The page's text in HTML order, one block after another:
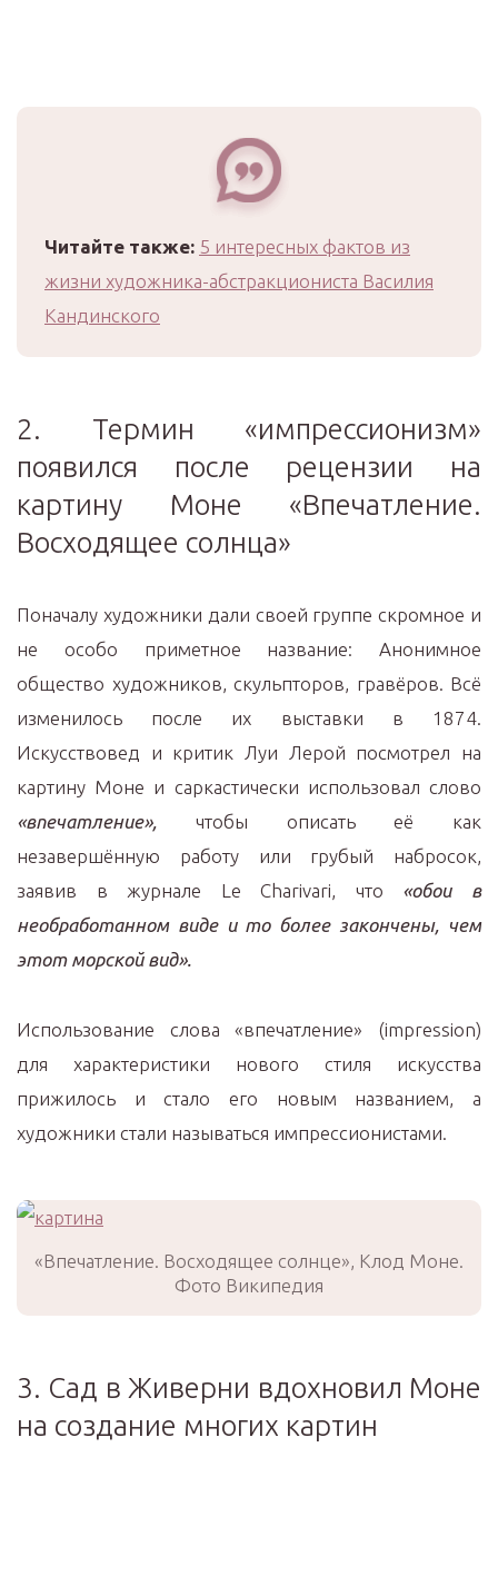
Читайте также: 5 интересных фактов из
жизни художника-абстракциониста Василия
Кандинского
2. Термин «импрессионизм»
появился после рецензии на
картину Моне «Впечатление.
Восходящее солнца»
Поначалу художники дали своей группе скромное и
не особо приметное название: Анонимное
общество художников, скульпторов, гравёров. Всё
изменилось после их выставки в 1874.
Искусствовед и критик Луи Лерой посмотрел на
картину Моне и саркастически использовал слово
«впечатление», чтобы описать её как
незавершённую работу или грубый набросок,
заявив в журнале Le Charivari, что «обои в
необработанном виде и то более закончены, чем
этот морской вид».
Использование слова «впечатление» (impression)
для характеристики нового стиля искусства
прижилось и стало его новым названием, а
художники стали называться импрессионистами.
«Впечатление. Восходящее солнце», Клод Моне.
Фото Википедия
3. Сад в Живерни вдохновил Моне
на создание многих картин